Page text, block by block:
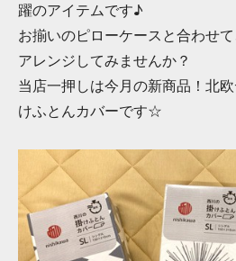
躍のアイテムです♪
お揃いのピローケースと合わせ
アレンジしてみませんか？
当店一押しは今月の新商品！北
けふとんカバーです☆︎